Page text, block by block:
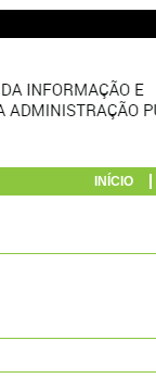
INÍCIO